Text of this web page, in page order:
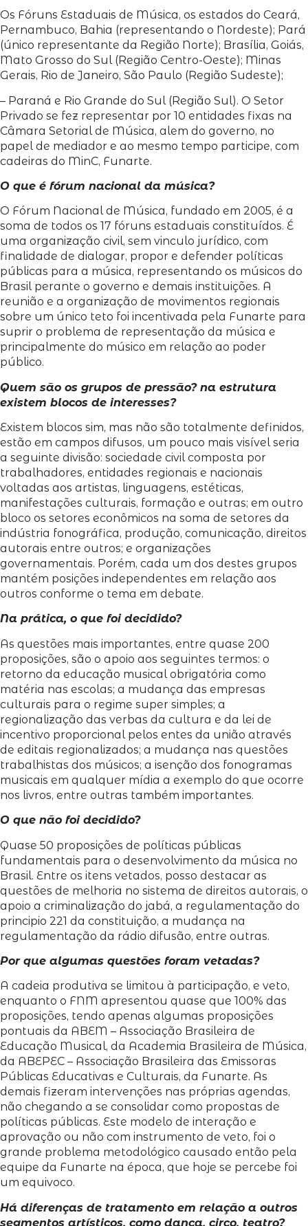
Os Fóruns Estaduais de Música, os estados do Ceará,
Pernambuco, Bahia (representando o Nordeste); Pará
(único representante da Região Norte); Brasília, Goiás,
Mato Grosso do Sul (Região Centro-Oeste); Minas
Gerais, Rio de Janeiro, São Paulo (Região Sudeste);
– Paraná e Rio Grande do Sul (Região Sul). O Setor
Privado se fez representar por 10 entidades fixas na
Câmara Setorial de Música, alem do governo, no
papel de mediador e ao mesmo tempo participe, com
cadeiras do MinC, Funarte.
O que é fórum nacional da música?
O Fórum Nacional de Música, fundado em 2005, é a
soma de todos os 17 fóruns estaduais constituídos. É
uma organização civil, sem vinculo jurídico, com
finalidade de dialogar, propor e defender políticas
públicas para a música, representando os músicos do
Brasil perante o governo e demais instituições. A
reunião e a organização de movimentos regionais
sobre um único teto foi incentivada pela Funarte para
suprir o problema de representação da música e
principalmente do músico em relação ao poder
público.
Quem são os grupos de pressão? na estrutura
existem blocos de interesses?
Existem blocos sim, mas não são totalmente definidos,
estão em campos difusos, um pouco mais visível seria
a seguinte divisão: sociedade civil composta por
trabalhadores, entidades regionais e nacionais
voltadas aos artistas, linguagens, estéticas,
manifestações culturais, formação e outras; em outro
bloco os setores econômicos na soma de setores da
indústria fonográfica, produção, comunicação, direitos
autorais entre outros; e organizações
governamentais. Porém, cada um dos destes grupos
mantém posições independentes em relação aos
outros conforme o tema em debate.
Na prática, o que foi decidido?
As questões mais importantes, entre quase 200
proposições, são o apoio aos seguintes termos: o
retorno da educação musical obrigatória como
matéria nas escolas; a mudança das empresas
culturais para o regime super simples; a
regionalização das verbas da cultura e da lei de
incentivo proporcional pelos entes da união através
de editais regionalizados; a mudança nas questões
trabalhistas dos músicos; a isenção dos fonogramas
musicais em qualquer mídia a exemplo do que ocorre
nos livros, entre outras também importantes.
O que não foi decidido?
Quase 50 proposições de políticas públicas
fundamentais para o desenvolvimento da música no
Brasil. Entre os itens vetados, posso destacar as
questões de melhoria no sistema de direitos autorais, o
apoio a criminalização do jabá, a regulamentação do
principio 221 da constituição, a mudança na
regulamentação da rádio difusão, entre outras.
Por que algumas questões foram vetadas?
A cadeia produtiva se limitou à participação, e veto,
enquanto o FNM apresentou quase que 100% das
proposições, tendo apenas algumas proposições
pontuais da ABEM – Associação Brasileira de
Educação Musical, da Academia Brasileira de Música,
da ABEPEC – Associação Brasileira das Emissoras
Públicas Educativas e Culturais, da Funarte. As
demais fizeram intervenções nas próprias agendas,
não chegando a se consolidar como propostas de
políticas públicas. Este modelo de interação e
aprovação ou não com instrumento de veto, foi o
grande problema metodológico causado então pela
equipe da Funarte na época, que hoje se percebe foi
um equivoco.
Há diferenças de tratamento em relação a outros
segmentos artísticos, como dança, circo, teatro?